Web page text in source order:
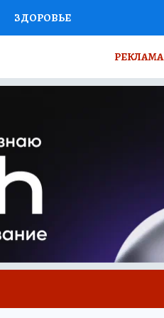
ЗДОРОВЬЕ
НА СПОРТ ПРОМОКОДЫ
РЕКЛАМА